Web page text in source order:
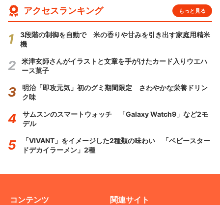
アクセスランキング もっと見る
3段階の制御を自動で 米の香りや甘みを引き出す家庭用精米
機
米津玄師さんがイラストと文章を手がけたカード入りウエハ
ース菓子
明治「即攻元気」初のグミ期間限定 さわやかな栄養ドリン
ク味
サムスンのスマートウォッチ 「Galaxy Watch9」など2モ
デル
「VIVANT」をイメージした2種類の味わい 「ベビースター
ドデカイラーメン」2種
コンテンツ 関連サイト